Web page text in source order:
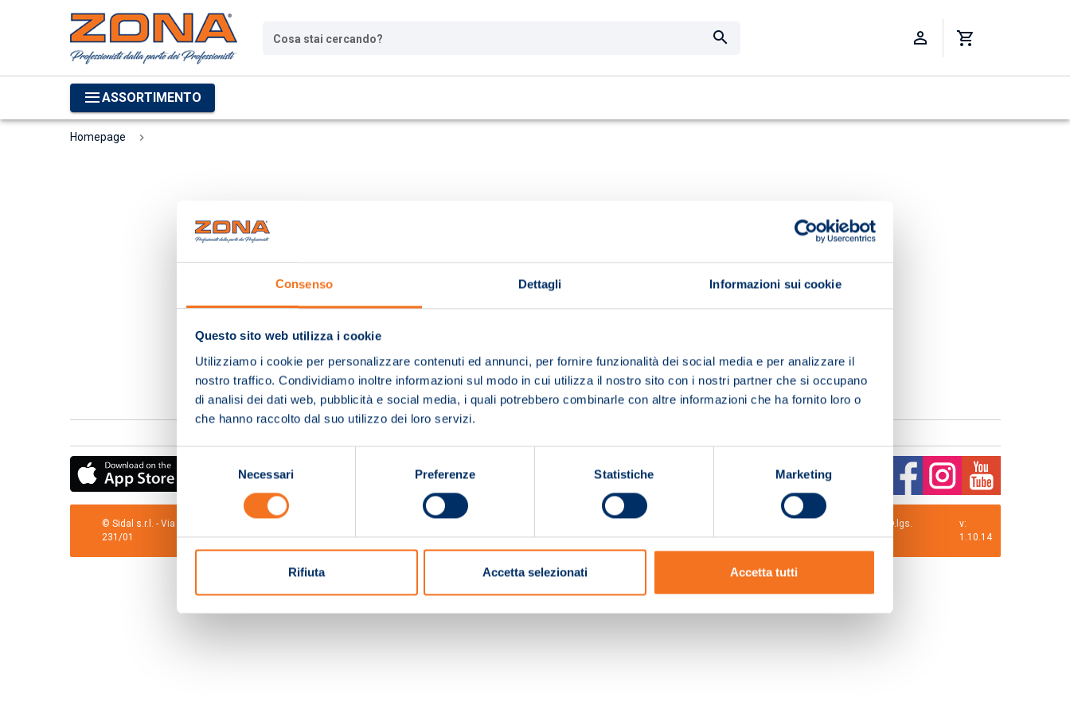
Consenso Dettagli Informazioni sui cookie
Questo sito web utilizza i cookie
Utilizziamo i cookie per personalizzare contenuti ed annunci, per fornire funzionalità dei social media e per analizzare il
nostro traffico. Condividiamo inoltre informazioni sul modo in cui utilizza il nostro sito con i nostri partner che si occupano
di analisi dei dati web, pubblicità e social media, i quali potrebbero combinarle con altre informazioni che ha fornito loro o
che hanno raccolto dal suo utilizzo dei loro servizi.
Selezione
consenso
Necessari Preferenze Statistiche Marketing
Rifiuta Accetta selezionati Accetta tutti
Cosa stai cercando?
ASSORTIMENTO
Homepage
© Sidal s.r.l. - Via S.Agostino,50, 51100 Pistoia - Cod.Fisc. e Registro Imprese Pistoia 01680210505 – R.E.A. n.155974 - Cap.Soc. € 2.000.000,00 i.v. La Società adotta il Codice Etico D.lgs.
231/01
v:
1.10.14